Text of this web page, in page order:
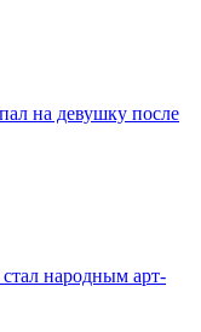
на девушку после
народным арт-